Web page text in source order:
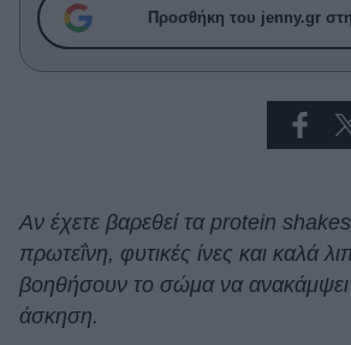
Ask the Guru
Success Stories
Deco
Cooking
Green
Προσθήκη του jenny.gr
Αν έχετε βαρεθεί τα protein
πρωτεΐνη, φυτικές ίνες και καλά
βοηθήσουν το σώμα να
άσκηση.